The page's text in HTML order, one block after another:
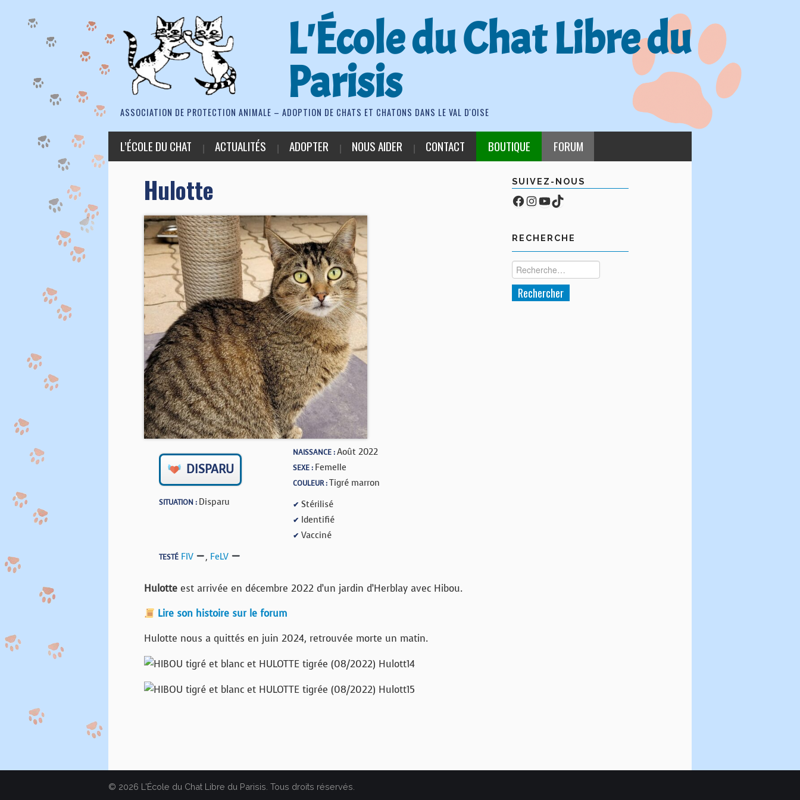
L'École du Chat Libre du
Parisis
ASSOCIATION DE PROTECTION ANIMALE – ADOPTION DE CHATS ET CHATONS DANS LE VAL D'OISE
L’ÉCOLE DU CHAT ACTUALITÉS ADOPTER NOUS AIDER CONTACT BOUTIQUE FORUM
Hulotte
DISPARU
SITUATION : Disparu
NAISSANCE :Août 2022
SEXE : Femelle
COULEUR :Tigré marron
✔ Stérilisé
✔ Identifié
✔ Vacciné
TESTÉ FIV , FeLV
Hulotte est arrivée en décembre 2022 d’un jardin d’Herblay avec Hibou.
Lire son histoire sur le forum
Hulotte nous a quittés en juin 2024, retrouvée morte un matin.
SUIVEZ-NOUS
Facebook
Compte Instagram
YouTube
TikTok
RECHERCHE
© 2026 L'École du Chat Libre du Parisis. Tous droits réservés.